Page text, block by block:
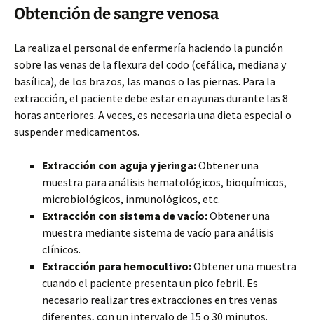
Obtención de sangre venosa
La realiza el personal de enfermería haciendo la punción
sobre las venas de la flexura del codo (cefálica, mediana y
basílica), de los brazos, las manos o las piernas. Para la
extracción, el paciente debe estar en ayunas durante las 8
horas anteriores. A veces, es necesaria una dieta especial o
suspender medicamentos.
Extracción con aguja y jeringa:Obtener una
muestra para análisis hematológicos, bioquímicos,
microbiológicos, inmunológicos, etc.
Extracción con sistema de vacío:Obtener una
muestra mediante sistema de vacío para análisis
clínicos.
Extracción para hemocultivo:Obtener una muestra
cuando el paciente presenta un pico febril. Es
necesario realizar tres extracciones en tres venas
diferentes, con un intervalo de 15 o 30 minutos.